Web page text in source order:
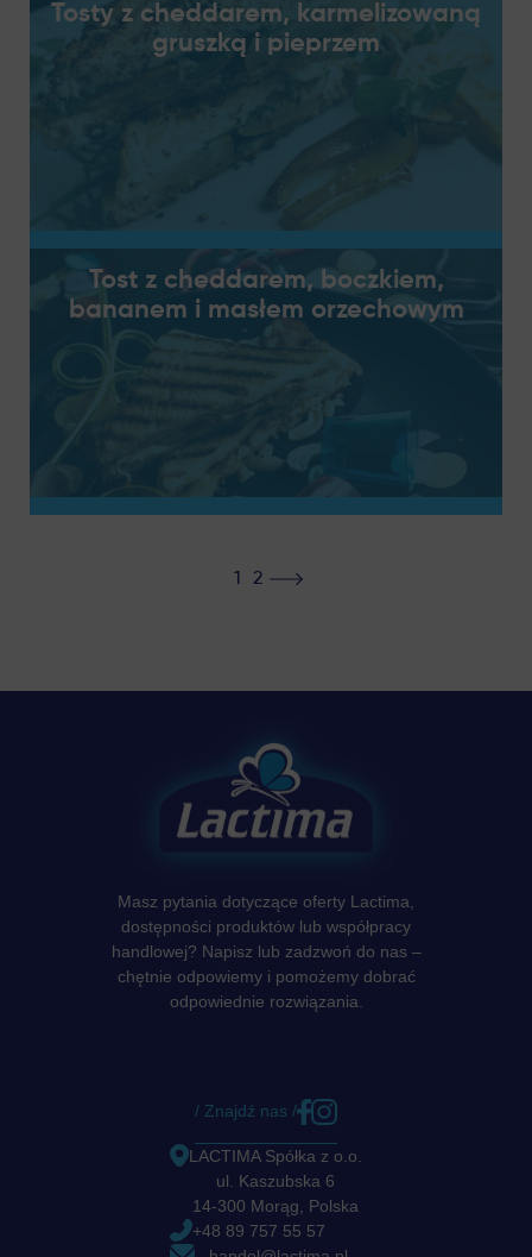
Tosty z cheddarem, karmelizowaną
gruszką i pieprzem
Tost z cheddarem, boczkiem,
bananem i masłem orzechowym
1 2 >
Masz pytania dotyczące oferty Lactima,
dostępności produktów lub współpracy
handlowej? Napisz lub zadzwoń do nas –
chętnie odpowiemy i pomożemy dobrać
odpowiednie rozwiązania.
/ Znajdź nas /
LACTIMA Spółka z o.o.
ul. Kaszubska 6
14-300 Morąg, Polska
+48 89 757 55 57